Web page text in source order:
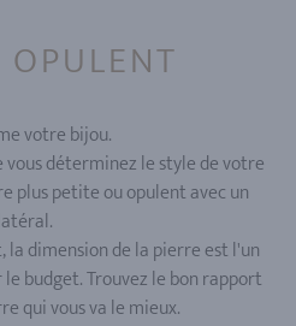
votre bijou.
déterminez le style de votre
plus petite ou opulent avec un
dimension de la pierre est l'un
budget. Trouvez le bon rapport
qui vous va le mieux.